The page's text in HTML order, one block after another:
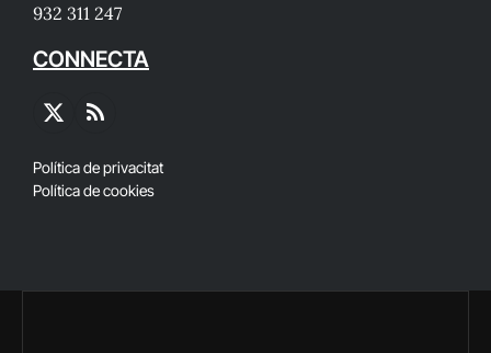
932 311 247
CONNECTA
X
RSS
Política de privacitat
Política de cookies